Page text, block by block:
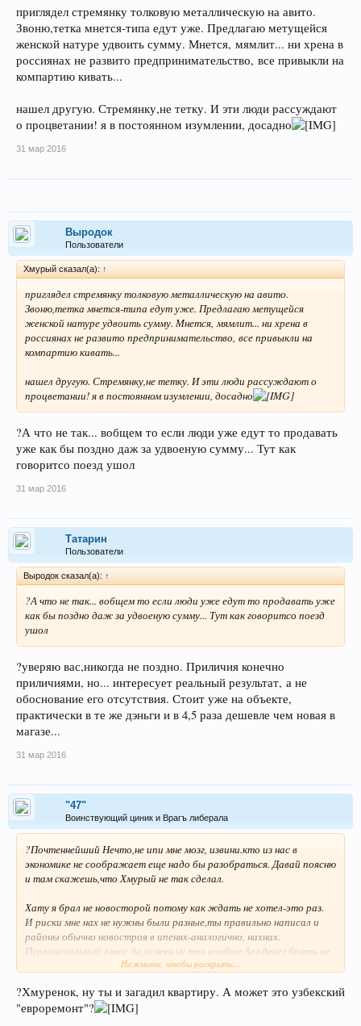
приглядел стремянку толковую металлическую на авито.
Звоню,тетка мнется-типа едут уже. Предлагаю метущейся
женской натуре удвоить сумму. Мнется, мямлит... ни хрена в
россиянах не развито предпринимательство, все привыкли на
компартию кивать...
нашел другую. Стремянку,не тетку. И эти люди рассуждают
о процветании! я в постоянном изумлении, досадно
31 мар 2016
Выродок
Пользователи
Хмурый сказал(а): ↑
приглядел стремянку толковую металлическую на авито.
Звоню,тетка мнется-типа едут уже. Предлагаю метущейся
женской натуре удвоить сумму. Мнется, мямлит... ни хрена в
россиянах не развито предпринимательство, все привыкли на
компартию кивать...
нашел другую. Стремянку,не тетку. И эти люди рассуждают о
процветании! я в постоянном изумлении, досадно
?А что не так... вобщем то если люди уже едут то продавать
уже как бы поздно даж за удвоеную сумму... Тут как
говоритсо поезд ушол
31 мар 2016
Татарин
Пользователи
Выродок сказал(а): ↑
?А что не так... вобщем то если люди уже едут то продавать уже
как бы поздно даж за удвоеную сумму... Тут как говоритсо поезд
ушол
?уверяю вас,никогда не поздно. Приличия конечно
приличиями, но... интересует реальный результат, а не
обоснование его отсутствия. Стоит уже на объекте,
практически в те же дэньги и в 4,5 раза дешевле чем новая в
магазе...
31 мар 2016
"47"
Воинствующий циник и Врагъ либерала
?Почтеннейший Нечто,не ипи мне мозг, извини.кто из нас в
экономике не соображает еще надо бы разобраться. Давай поясню
и там скажешь,что Хмурый не так сделал.
Хату я брал не новосторой потому как ждать не хотел-это раз.
И риски мне нах не нужны были разные,ты правильно написал и
районы обычно новостроя в ипенях-аналогично, нахнах.
Первоначальный взнос да,нужен.ну так вообще без денег брать не
получится. Копить? расскажи мне в какой валюте и где
рынке сьемного жилья. За шесть лет я переезжал четыре
раза.каждый раз в такой "культурный питерский курятник"что
Нажмите, чтобы раскрыть...
?Хмуренок, ну ты и загадил квартиру. А может это узбекский
"евроремонт"?